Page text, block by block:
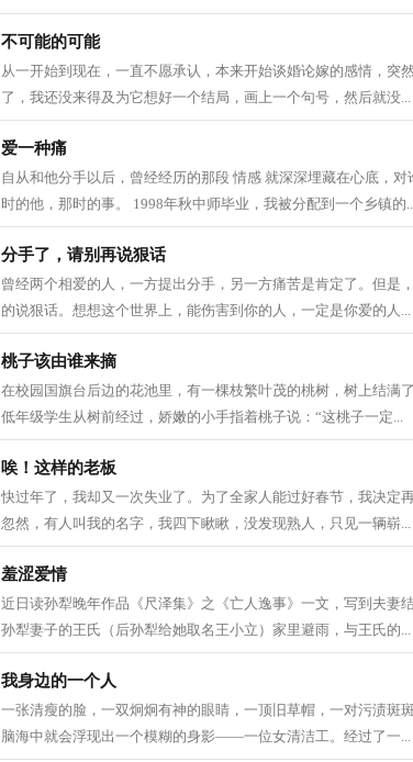
不可能的可能
从一开始到现在，一直不愿承认，本来开始谈婚论嫁的感情，突
了，我还没来得及为它想好一个结局，画上一个句号，然后就没...
爱一种痛
自从和他分手以后，曾经经历的那段 情感 就深深埋藏在心底，
时的他，那时的事。 1998年秋中师毕业，我被分配到一个乡镇的
分手了，请别再说狠话
曾经两个相爱的人，一方提出分手，另一方痛苦是肯定了。但是
的说狠话。想想这个世界上，能伤害到你的人，一定是你爱的人...
桃子该由谁来摘
在校园国旗台后边的花池里，有一棵枝繁叶茂的桃树，树上结满
低年级学生从树前经过，娇嫩的小手指着桃子说：“这桃子一定...
唉！这样的老板
快过年了，我却又一次失业了。为了全家人能过好春节，我决定
忽然，有人叫我的名字，我四下瞅瞅，没发现熟人，只见一辆崭...
羞涩爱情
近日读孙犁晚年作品《尺泽集》之《亡人逸事》一文，写到夫妻
孙犁妻子的王氏（后孙犁给她取名王小立）家里避雨，与王氏的...
我身边的一个人
一张清瘦的脸，一双炯炯有神的眼睛，一顶旧草帽，一对污渍
脑海中就会浮现出一个模糊的身影——一位女清洁工。经过了一...